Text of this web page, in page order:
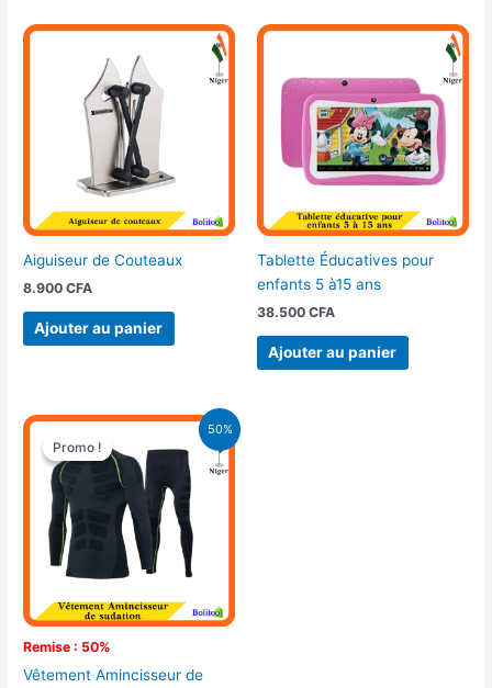
Aiguiseur de Couteaux
8.900CFA
Ajouter au panier
Tablette Éducatives pour
enfants 5 à15 ans
38.500 CFA
Ajouter au panier
50%
Promo !
Remise : 50%
Promo !
Vêtement Amincisseur de
Le
prix
initial
était :
18.000 CFA.
Le
actuel
est :
9.000 CFA.